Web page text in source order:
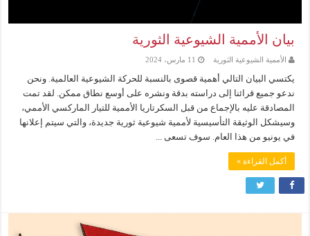
بيان الأممية الشيوعية الثورية
الأممية الشيوعية الثورية 11 مارس، 2024
يكتسي البيان التالي أهمية قصوى بالنسبة للحركة الشيوعية العالمية. ونحن
ندعو جميع قرائنا إلى دراسته بدقة ونشره على أوسع نطاق ممكن. لقد تمت
المصادقة عليه بالإجماع من قبل السكرتاريا الأممية للتيار الماركسي الأممي،
وسيشكل الوثيقة التأسيسية لأممية شيوعية ثورية جديدة، والتي سيتم إعلانها
في يونيو من هذا العام. سوف تسعى ...
أكمل القراءة »